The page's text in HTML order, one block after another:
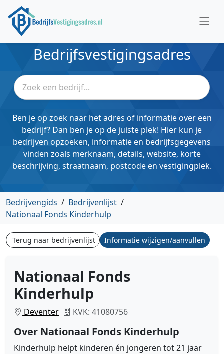
Bedrijfsvestigingsadres
Ben je op zoek naar het adres of informatie over een
bedrijf? Dan ben je op de juiste plek! Hier kun je
bedrijven opzoeken, informatie en bedrijfsgegevens
vinden zoals merknaam, details, website, korte
beschrijving, straatnaam, postcode en vestigingplek.
Bedrijvengids / Bedrijvenlijst /
Nationaal Fonds Kinderhulp
Terug naar bedrijvenlijst Informatie wijzigen/aanvullen
Nationaal Fonds
Kinderhulp
Deventer KVK: 41080756
Over Nationaal Fonds Kinderhulp
Kinderhulp helpt kinderen én jongeren tot 21 jaar